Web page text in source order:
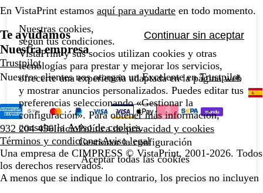
En VistaPrint estamos aquí para ayudarte en todo momento.
Te ayudamos
Nuestra empresa
Trustpilot
Nuestros clientes nos otorgan un Excelente enTrustpilot
932 204 456InicioPolítica de privacidad y cookies
Términos y condicionesAviso legal
Una empresa de CIMPRESS © VistaPrint, 2001-2026. Todos
los derechos reservados.
A menos que se indique lo contrario, los precios no incluyen
Nuestras cookies,
según tus condiciones.
Continuar sin aceptar
VistaPrint y sus socios utilizan cookies y otras
tecnologías para prestar y mejorar los servicios,
ofrecerte una experiencia adaptada en la página web
y mostrar anuncios personalizados. Puedes editar tus
preferencias seleccionando «Gestionar la
configuración». Para obtener más información,
consulta laAviso de cookies.
Gestionar la configuración
Aceptar todas las cookies